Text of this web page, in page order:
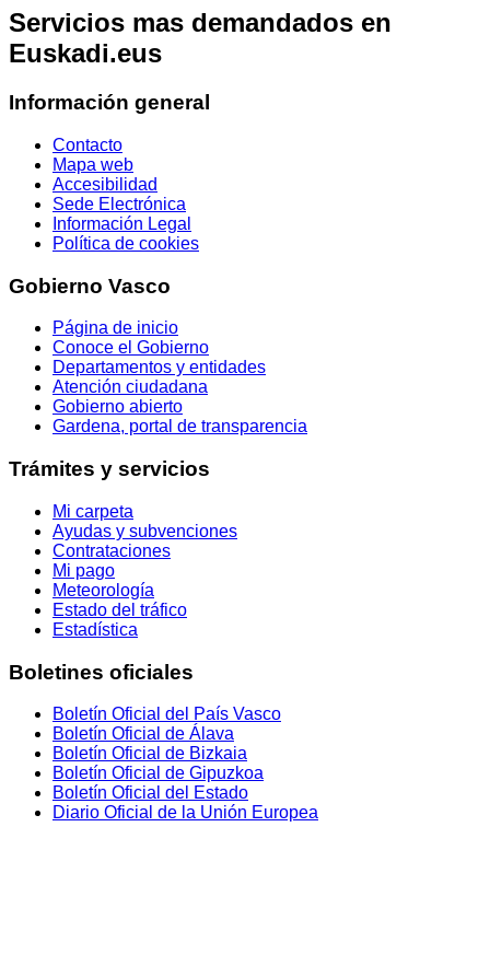
Servicios mas demandados en
Euskadi.eus
Información general
Contacto
Mapa web
Accesibilidad
Sede Electrónica
Información Legal
Política de cookies
Gobierno Vasco
Página de inicio
Conoce el Gobierno
Departamentos y entidades
Atención ciudadana
Gobierno abierto
Gardena, portal de transparencia
Trámites y servicios
Mi carpeta
Ayudas y subvenciones
Contrataciones
Mi pago
Meteorología
Estado del tráfico
Estadística
Boletines oficiales
Boletín Oficial del País Vasco
Boletín Oficial de Álava
Boletín Oficial de Bizkaia
Boletín Oficial de Gipuzkoa
Boletín Oficial del Estado
Diario Oficial de la Unión Europea